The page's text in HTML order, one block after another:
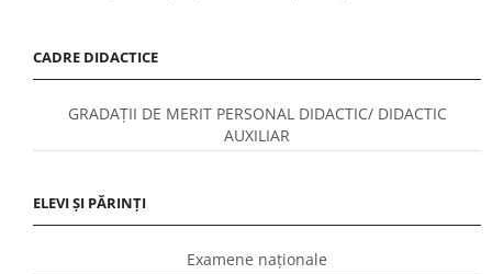
CADRE DIDACTICE
GRADAȚII DE MERIT PERSONAL DIDACTIC/ DIDACTIC
AUXILIAR
ELEVI ȘI PĂRINȚI
Examene naționale